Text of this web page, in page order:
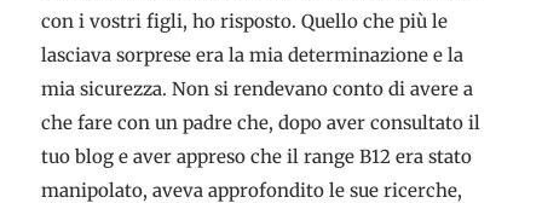
con i vostri figli, ho risposto. Quello che più le
lasciava sorprese era la mia determinazione e la
mia sicurezza. Non si rendevano conto di avere a
che fare con un padre che, dopo aver consultato il
tuo blog e aver appreso che il range B12 era stato
manipolato, aveva approfondito le sue ricerche,